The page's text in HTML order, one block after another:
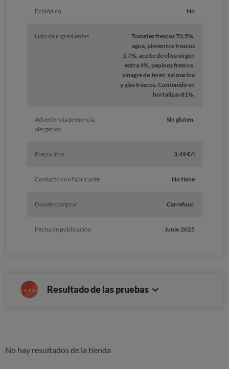
Ecológico No
Lista de ingredientes
Tomates frescos 70,5%,
agua, pimientos frescos
5,7%, aceite de oliva virgen
extra 4%, pepinos frescos,
vinagre de Jerez, sal marina
y ajos frescos. Contenido en
hortalizas 81%.
Advertencia presencia
alergenos
Sin gluten.
Precio litro 3,49 €/l
Contacto con fabricante No tiene
Donde comprar Carrefour.
Fecha de publicación Junio 2025
Resultado de las pruebas
No hay resultados de la tienda